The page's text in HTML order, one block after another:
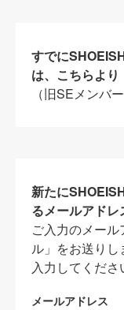
すでに
は、こちらより
（旧SEメンバ
新たに
るメールアドレ
ご入力のメー
ル」をお送り
入力してくださ
メールアドレス